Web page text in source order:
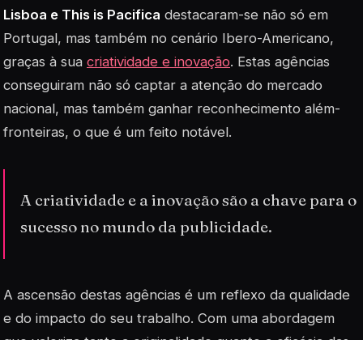
Lisboa e This is Pacifica destacaram-se não só em
Portugal, mas também no cenário Ibero-Americano,
graças à sua criatividade e inovação. Estas agências
conseguiram não só captar a atenção do mercado
nacional, mas também ganhar reconhecimento além-
fronteiras, o que é um feito notável.
A criatividade e a inovação são a chave para o
sucesso no mundo da publicidade.
A ascensão destas agências é um reflexo da qualidade
e do impacto do seu trabalho. Com uma abordagem